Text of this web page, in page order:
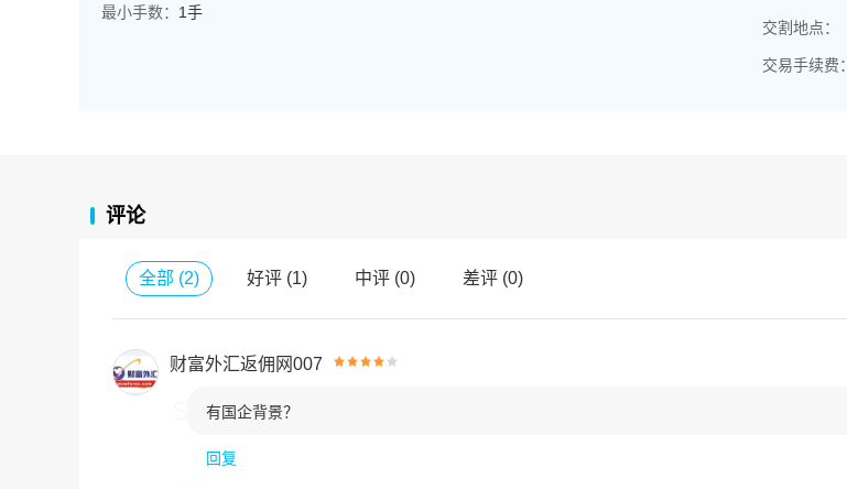
最小手数： 1手
交割地点：
交易手续费：
评论
全部 (2) 好评 (1) 中评 (0) 差评 (0)
财富外汇返佣网007
有国企背景？
回复